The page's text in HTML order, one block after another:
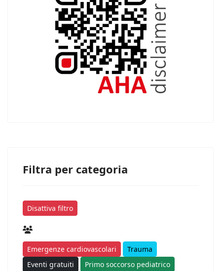
Filtra per categoria
Disattiva filtro
Emergenze cardiovascolari
Trauma
Eventi gratuiti
Primo soccorso pediatrico